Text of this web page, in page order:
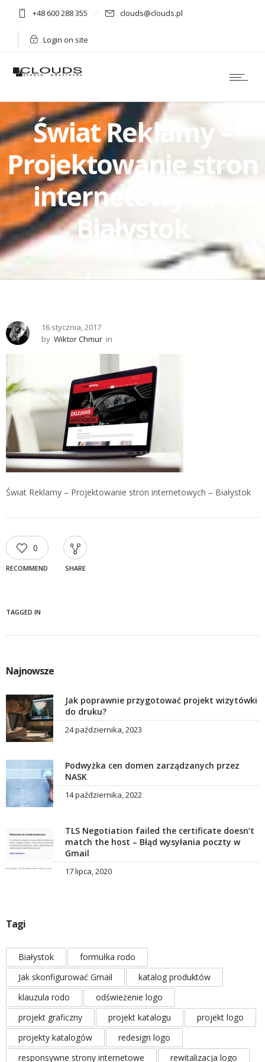
+48 600 288 355 clouds@clouds.pl
Login on site
Świat Reklamy –
Projektowanie stron
internetowych –
Białystok
16 stycznia, 2017
by Wiktor Chmur in
Świat Reklamy – Projektowanie stron internetowych – Białystok
0
RECOMMEND SHARE
TAGGED IN
Najnowsze
Jak poprawnie przygotować projekt wizytówki
do druku?
24 października, 2023
Podwyżka cen domen zarządzanych przez
NASK
14 października, 2022
TLS Negotiation failed the certificate doesn’t
match the host – Błąd wysyłania poczty w
Gmail
17 lipca, 2020
Tagi
Białystok
formułka rodo
Jak skonfigurować Gmail
katalog produktów
klauzula rodo
odświeżenie logo
projekt graficzny
projekt katalogu
projekt logo
projekty katalogów
redesign logo
responsywne strony internetowe
rewitalizacja logo